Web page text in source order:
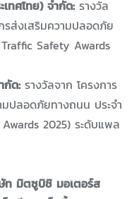
ทศไทย) จำกัด: รางวัล
รส่งเสริมความปลอดภัย
Safety Awards
กัด: รางวัลจาก โครงการ
มปลอดภัยทางถนน ประจำ
2025) ระดับแพล
ท มิตซูบิชิ มอเตอร์ส